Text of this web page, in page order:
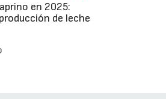
en 2025:
de leche